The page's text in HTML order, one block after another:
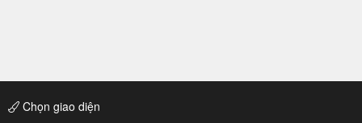
Chọn giao diện